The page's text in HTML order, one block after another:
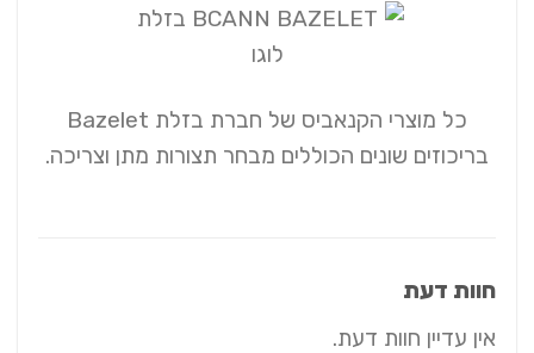
כל מוצרי הקנאביס של חברת בזלת Bazelet
בריכוזים שונים הכוללים מבחר תצורות מתן וצריכה.
חוות דעת
אין עדיין חוות דעת.